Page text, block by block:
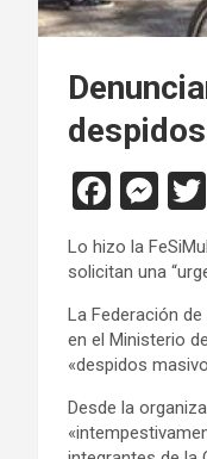
F
ce
b
o
o
k
M
es
se
n
g
er
Lo hizo la
solicitan una
La Federación
en el Ministerio
«despidos
Desde la